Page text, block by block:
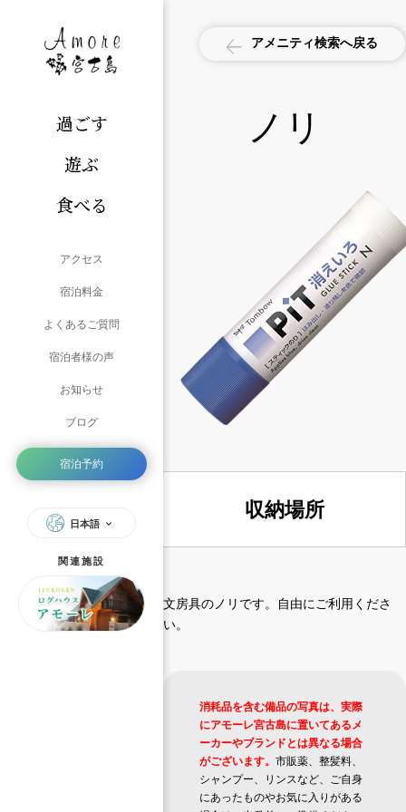
過ごす
遊ぶ
食べる
アクセス
宿泊料金
よくあるご質問
宿泊者様の声
お知らせ
ブログ
宿泊予約
日本語
関連施設
アメニティ検索へ戻る
ノリ
収納場所
文房具のノリです。自由にご利用くださ
い。
消耗品を含む備品の写真は、実際
にアモーレ宮古島に置いてあるメ
ーカーやブランドとは異なる場合
がございます。 市販薬、整髪料、
シャンプー、リンスなど、ご自身
にあったものやお気に入りがある